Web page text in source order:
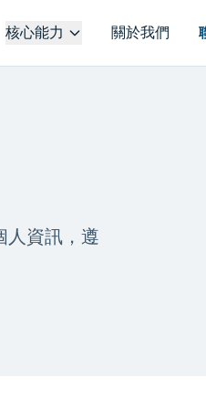
核心能力 關於我們
人資訊，遵